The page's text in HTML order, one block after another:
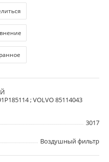
; VOLVO 85114043
3017
Воздушный фильтр